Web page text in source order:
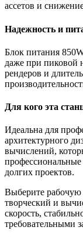
ассетов и
Надежность и
Блок питания
даже при пиковой
рендеров и
Для кого эта
Идеальна для
архитектурного
вычислений,
долгих проектов.
Выберите рабочую
творческий и
скорость,
требовательными